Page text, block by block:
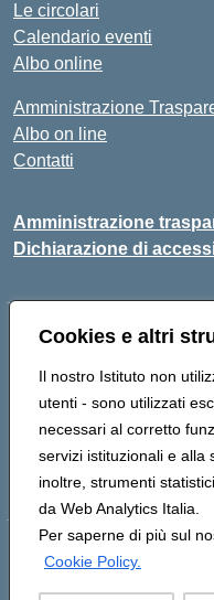
Cookies e altri
Il nostro Istituto non
utenti - sono utilizzati
necessari al corretto
servizi istituzionali e alla
inoltre, strumenti
da Web Analytics Italia.
Per saperne di più sul
Cookie Policy.
Le circolari
Calendario eventi
Albo online
Amministrazione
Albo on line
Contatti
Amministrazione
Dichiarazione di
Indirizzo:Via Cagliari 104
Posta elettronica certificata
Codice fiscale: 90027700922